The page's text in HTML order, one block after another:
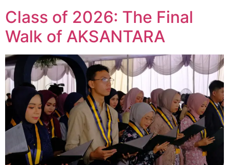
Class of 2026: The Final
Walk of AKSANTARA